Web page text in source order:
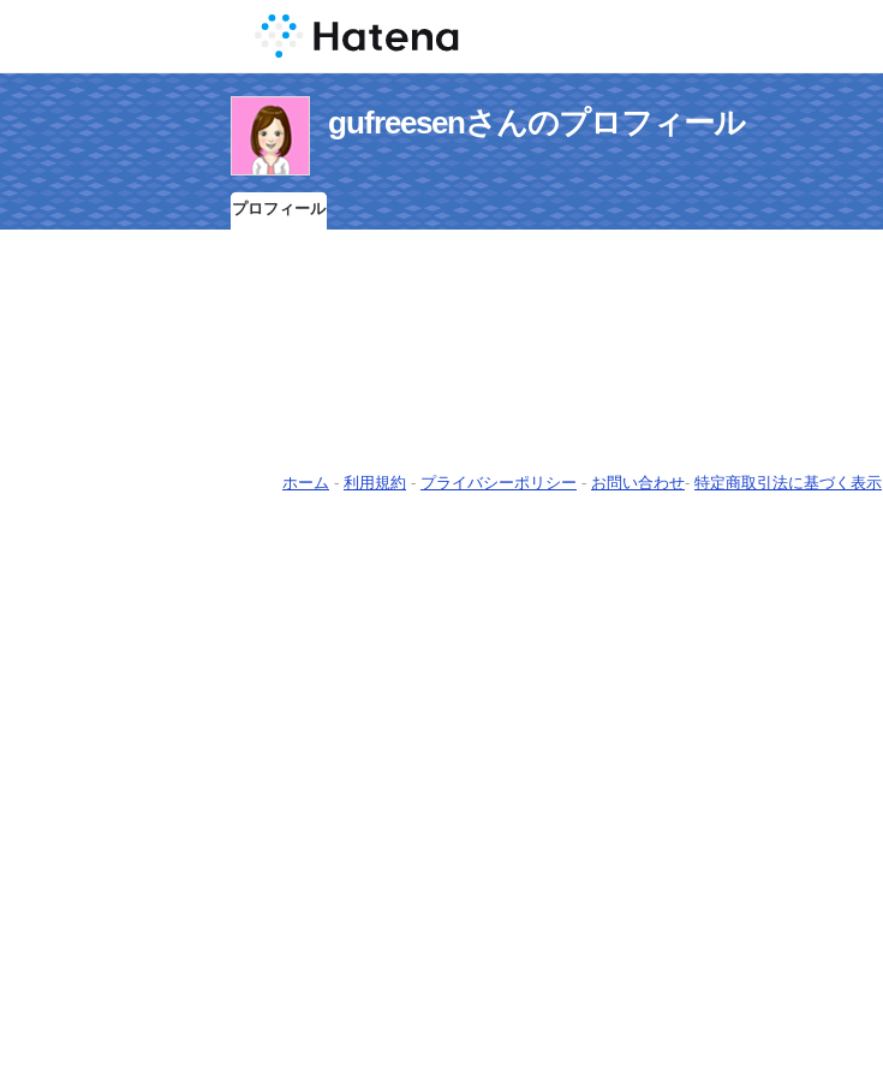
gufreesenさんのプロフィール
プロフィール
ホーム - 利用規約 - プライバシーポリシー - お問い合わせ- 特定商取引法に基づく表示